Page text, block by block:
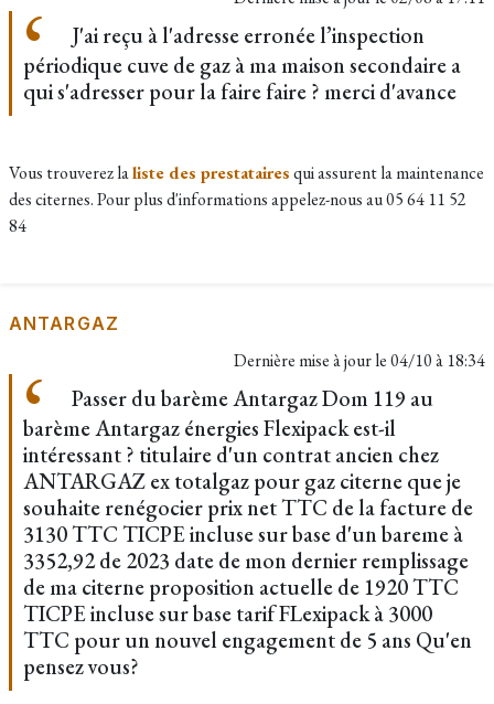
J'ai reçu à l'adresse erronée l’inspection
périodique cuve de gaz à ma maison secondaire a
qui s'adresser pour la faire faire ? merci d'avance
Vous trouverez laliste des prestatairesqui assurent la maintenance
des citernes. Pour plus d'informations appelez-nous au 05 64 11 52
84
ANTARGAZ
Dernière mise à jour le04/10 à 18:34
Passer du barème Antargaz Dom 119 au
barème Antargaz énergies Flexipack est-il
intéressant ? titulaire d'un contrat ancien chez
ANTARGAZ ex totalgaz pour gaz citerne que je
souhaite renégocier prix net TTC de la facture de
3130 TTC TICPE incluse sur base d'un bareme à
3352,92 de 2023 date de mon dernier remplissage
de ma citerne proposition actuelle de 1920 TTC
TICPE incluse sur base tarif FLexipack à 3000
TTC pour un nouvel engagement de 5 ans Qu'en
pensez vous?